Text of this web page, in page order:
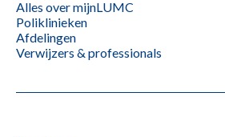
Alles over mijnLUMC
Poliklinieken
Afdelingen
Verwijzers & professionals